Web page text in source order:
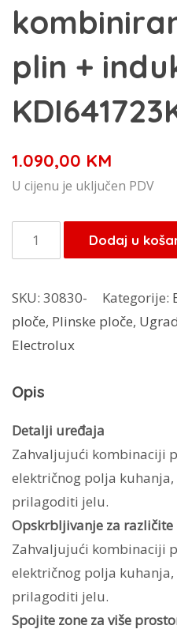
plin +
1.090,00 KM
U cijenu je uključen PDV
Electrolux
ugredbena
ploča
plin
+
KDI641723K
količina
Dodaj u
SKU: 30830- Kategorije:
ploče, Plinske ploče,
Electrolux
Opis
Detalji uređaja
Zahvaljujući kombinaciji
električnog polja
prilagoditi jelu.
Opskrbljivanje za
Zahvaljujući kombinaciji
električnog polja
prilagoditi jelu.
Spojite zone za više